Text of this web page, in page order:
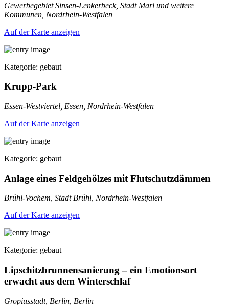
Gewerbegebiet Sinsen-Lenkerbeck, Stadt Marl und weitere
Kommunen, Nordrhein-Westfalen
Auf der Karte anzeigen
Kategorie: gebaut
Krupp-Park
Essen-Westviertel, Essen, Nordrhein-Westfalen
Auf der Karte anzeigen
Kategorie: gebaut
Anlage eines Feldgehölzes mit Flutschutzdämmen
Brühl-Vochem, Stadt Brühl, Nordrhein-Westfalen
Auf der Karte anzeigen
Kategorie: gebaut
Lipschitzbrunnensanierung – ein Emotionsort
erwacht aus dem Winterschlaf
Gropiusstadt, Berlin, Berlin